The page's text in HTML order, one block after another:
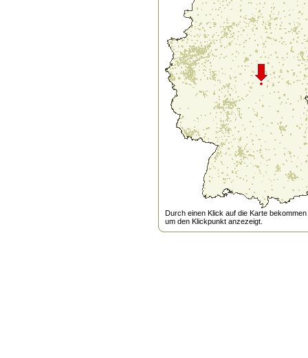
Durch einen Klick auf die Karte
um den Klickpunkt anzezeigt.